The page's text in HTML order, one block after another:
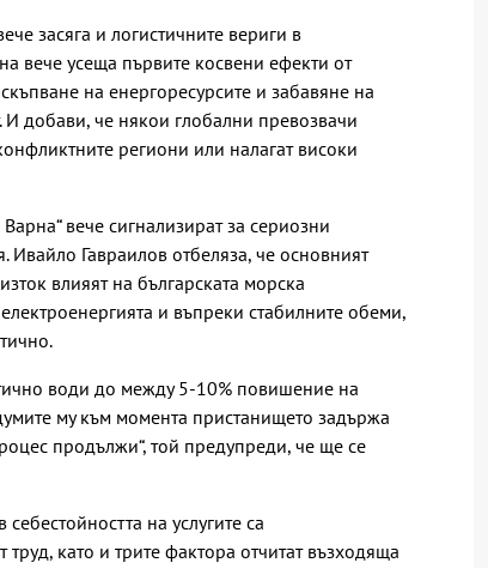
засяга и логистичните вериги в
вече усеща първите косвени ефекти от
на енергоресурсите и забавяне на
И добави, че някои глобални превозвачи
региони или налагат високи
вече сигнализират за сериозни
Гавраилов отбеляза, че основният
влияят на българската морска
и въпреки стабилните обеми,
води до между 5-10% повишение на
му към момента пристанището задържа
продължи“, той предупреди, че ще се
на услугите са
като и трите фактора отчитат възходяща